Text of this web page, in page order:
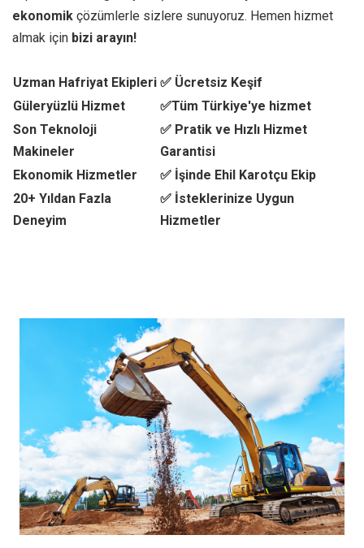
ekonomik çözümlerle sizlere sunuyoruz. Hemen hizmet
almak için bizi arayın!
Uzman Hafriyat Ekipleri ✅ Ücretsiz Keşif
Güleryüzlü Hizmet
✅Tüm Türkiye'ye hizmet
Son Teknoloji
Makineler
✅ Pratik ve Hızlı Hizmet
Garantisi
Ekonomik Hizmetler
✅ İşinde Ehil Karotçu Ekip
20+ Yıldan Fazla
Deneyim
✅ İsteklerinize Uygun
Hizmetler